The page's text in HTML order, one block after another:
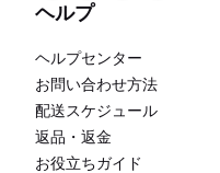
ヘルプ
ヘルプセンター
お問い合わせ方法
配送スケジュール
返品・返金
お役立ちガイド